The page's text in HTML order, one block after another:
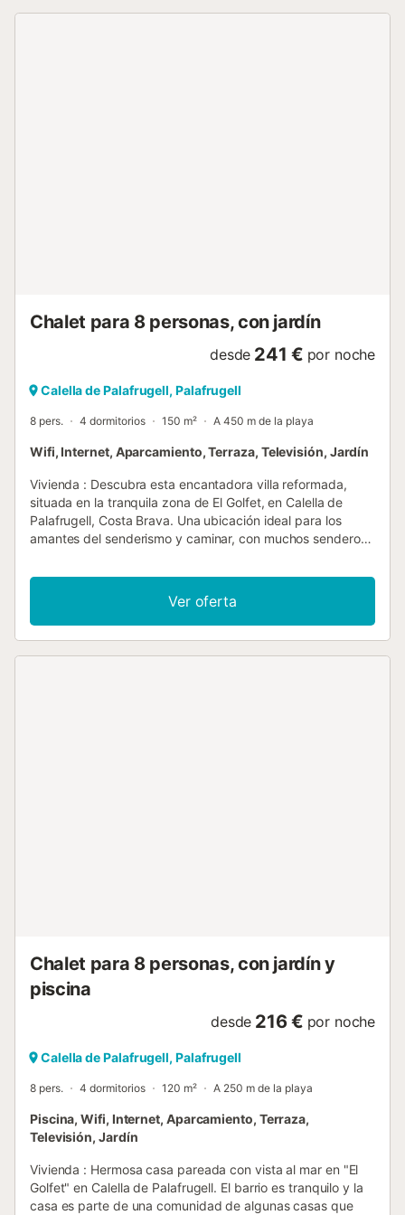
Chalet para 8 personas, con jardín
desde 241 € por noche
Calella de Palafrugell, Palafrugell
8 pers. 4 dormitorios 150 m² A 450 m de la playa
Wifi, Internet, Aparcamiento, Terraza, Televisión, Jardín
Vivienda : Descubra esta encantadora villa reformada,
situada en la tranquila zona de El Golfet, en Calella de
Palafrugell, Costa Brava. Una ubicación ideal para los
amantes del senderismo y caminar, con muchos senderos
El centro de Calella de Palafrugell está a 1,3 km de la casa
y la playa más cercana es El Golfet, a unos 850 metros.
Con una hermosa vista del campo y una piscina privada, la
casa encaja armoniosamente en su entorno natural. Se
Ver oferta
Chalet para 8 personas, con jardín y
piscina
desde 216 € por noche
Calella de Palafrugell, Palafrugell
8 pers. 4 dormitorios 120 m² A 250 m de la playa
Piscina, Wifi, Internet, Aparcamiento, Terraza,
Televisión, Jardín
Vivienda : Hermosa casa pareada con vista al mar en "El
Golfet" en Calella de Palafrugell. El barrio es tranquilo y la
casa es parte de una comunidad de algunas casas que